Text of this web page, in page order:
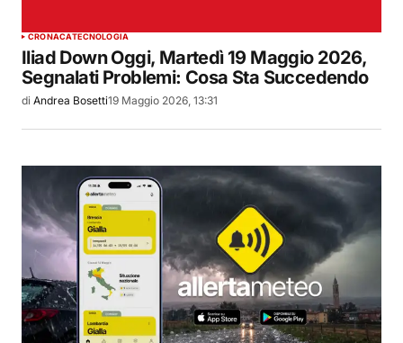
CRONACATECNOLOGIA
Iliad Down Oggi, Martedì 19 Maggio 2026,
Segnalati Problemi: Cosa Sta Succedendo
di Andrea Bosetti19 Maggio 2026, 13:31